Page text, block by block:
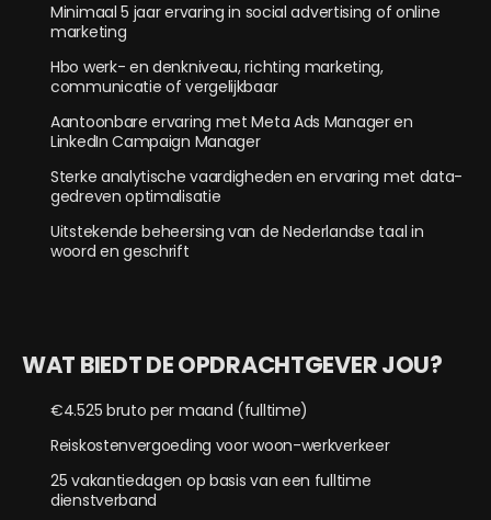
Minimaal 5 jaar ervaring in social advertising of online
marketing
Hbo werk- en denkniveau, richting marketing,
communicatie of vergelijkbaar
Aantoonbare ervaring met Meta Ads Manager en
LinkedIn Campaign Manager
Sterke analytische vaardigheden en ervaring met data-
gedreven optimalisatie
Uitstekende beheersing van de Nederlandse taal in
woord en geschrift
WAT BIEDT DE OPDRACHTGEVER JOU?
€4.525 bruto per maand (fulltime)
Reiskostenvergoeding voor woon-werkverkeer
25 vakantiedagen op basis van een fulltime
dienstverband